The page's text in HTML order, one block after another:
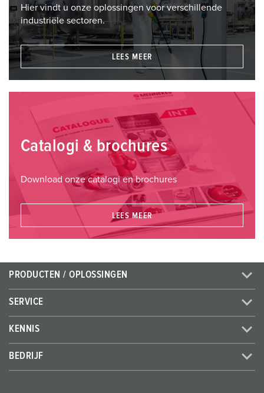
Hier vindt u onze oplossingen voor verschillende
industriële sectoren.
LEES MEER
Catalogi & brochures
Download onze catalogi en brochures
LEES MEER
PRODUCTEN / OPLOSSINGEN
SERVICE
KENNIS
BEDRIJF